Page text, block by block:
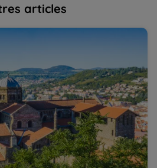
articles
"Le Puy en Velay Aumont-
le chemin de Compostelle | La